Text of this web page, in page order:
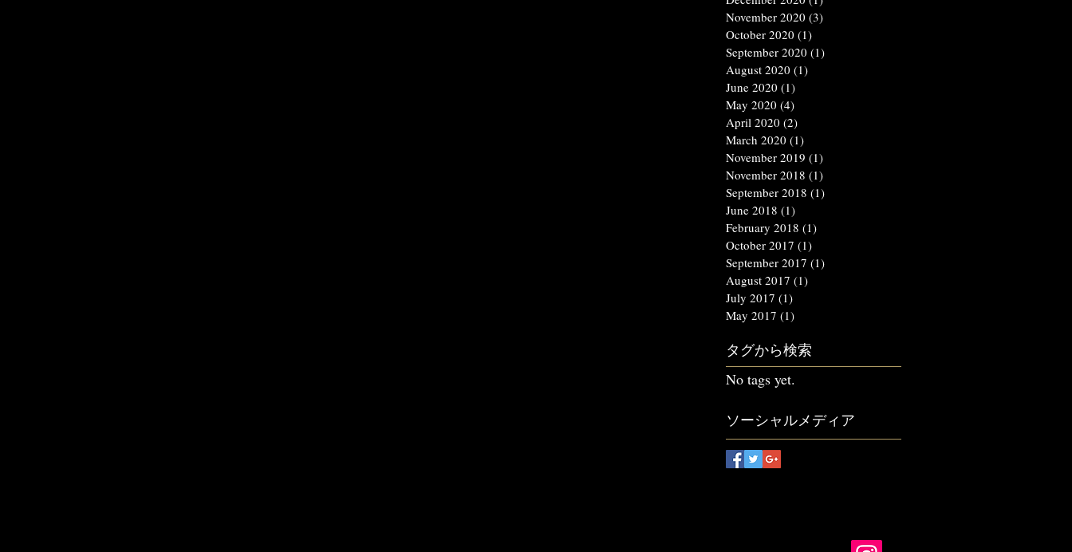
November 2020 (3)
October 2020 (1)
September 2020 (1)
August 2020 (1)
June 2020 (1)
May 2020 (4)
April 2020 (2)
March 2020 (1)
November 2019 (1)
November 2018 (1)
September 2018 (1)
June 2018 (1)
February 2018 (1)
October 2017 (1)
September 2017 (1)
August 2017 (1)
July 2017 (1)
May 2017 (1)
タグから検索
No tags yet.
ソーシャルメディア